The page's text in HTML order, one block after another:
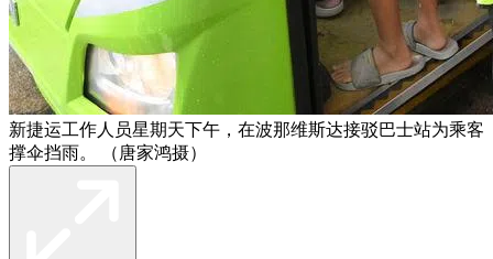
新捷运工作人员星期天下午，在波那维斯达接驳巴士站为乘客
撑伞挡雨。 （唐家鸿摄）